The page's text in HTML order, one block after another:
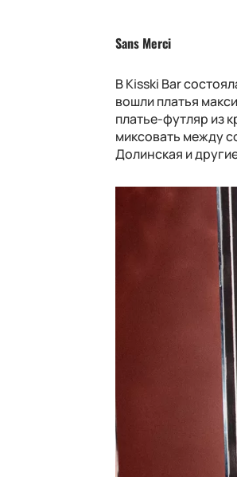
Sans Merci
В Kisski Bar
вошли платья
платье-футляр из
миксовать между
Долинская и